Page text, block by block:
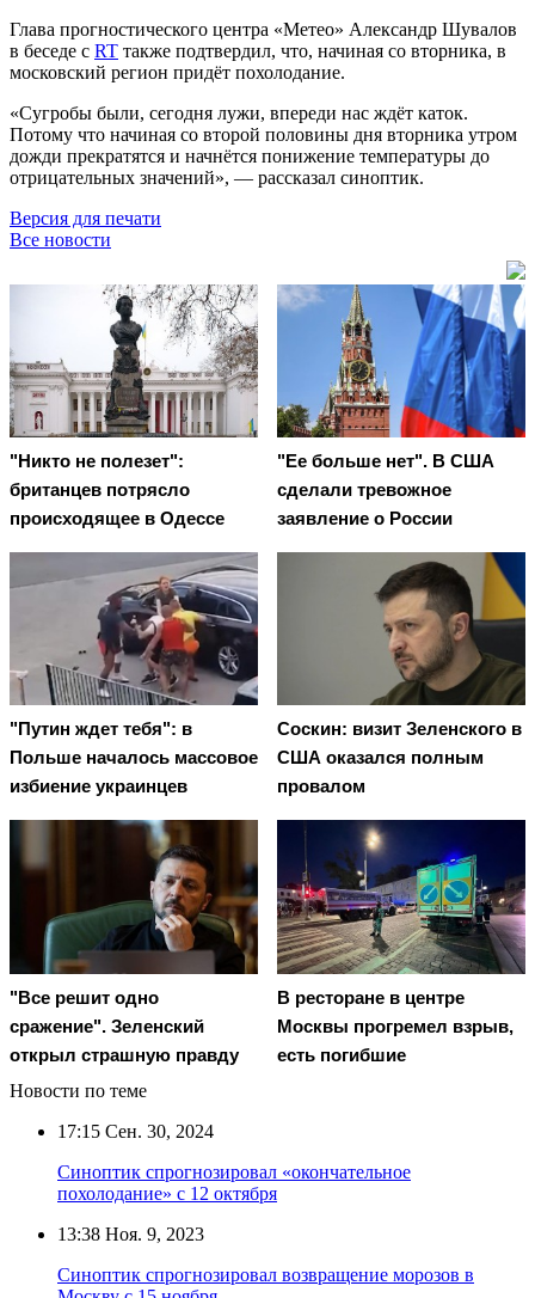
Глава прогностического центра «Метео» Александр Шувалов
в беседе с RT также подтвердил, что, начиная со вторника, в
московский регион придёт похолодание.
«Сугробы были, сегодня лужи, впереди нас ждёт каток.
Потому что начиная со второй половины дня вторника утром
дожди прекратятся и начнётся понижение температуры до
отрицательных значений», — рассказал синоптик.
Версия для печати
Все новости
"Никто не полезет":
британцев потрясло
происходящее в Одессе
"Ее больше нет". В США
сделали тревожное
заявление о России
"Путин ждет тебя": в
Польше началось массовое
избиение украинцев
Соскин: визит Зеленского в
США оказался полным
провалом
"Все решит одно
сражение". Зеленский
открыл страшную правду
В ресторане в центре
Москвы прогремел взрыв,
есть погибшие
Новости по теме
17:15 Сен. 30, 2024
Синоптик спрогнозировал «окончательное
похолодание» с 12 октября
13:38 Ноя. 9, 2023
Синоптик спрогнозировал возвращение морозов в